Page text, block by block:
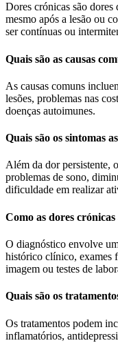
Dores crónicas são dores
mesmo após a lesão ou
ser contínuas ou
Quais são as causas
As causas comuns
lesões, problemas nas
doenças autoimunes.
Quais são os sintomas
Além da dor persistente,
problemas de sono,
dificuldade em realizar
Como as dores
O diagnóstico envolve
histórico clínico, exames
imagem ou testes de
Quais são os
Os tratamentos podem
inflamatórios,